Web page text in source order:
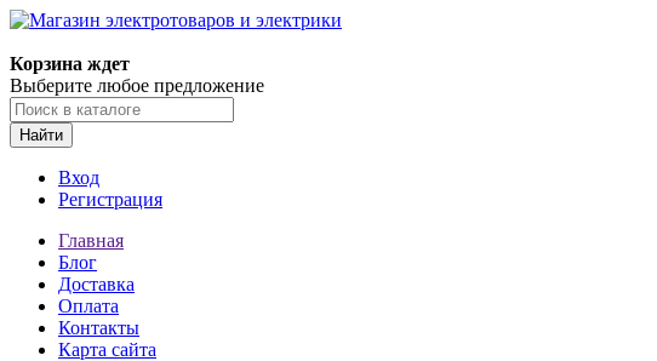
Корзина ждет
Выберите любое предложение
Найти
Вход
Регистрация
Главная
Блог
Доставка
Оплата
Контакты
Карта сайта